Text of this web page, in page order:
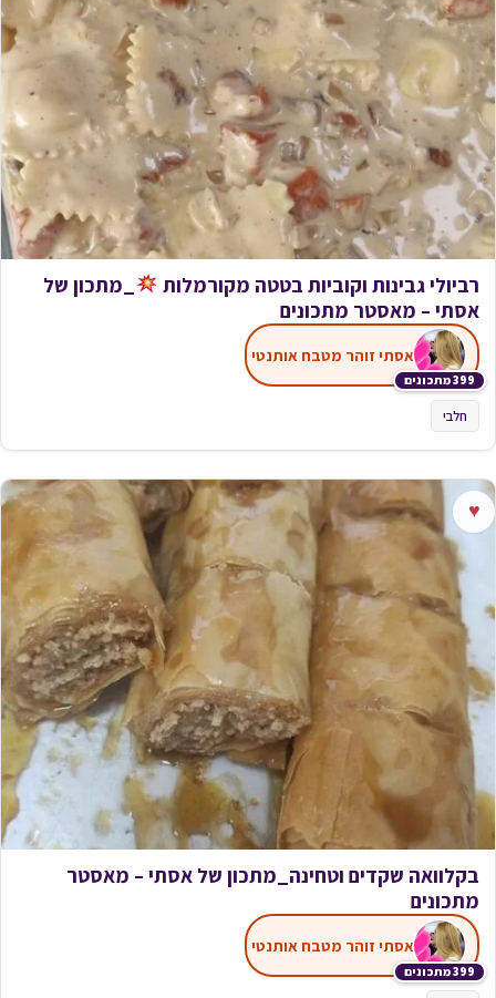
רביולי גבינות וקוביות בטטה מקורמלות
_מתכון של
אסתי – מאסטר מתכונים
399 מתכונים
אסתי זוהר מטבח אותנטי
חלבי
♥
בקלוואה שקדים וטחינה_מתכון של אסתי – מאסטר
מתכונים
399 מתכונים
אסתי זוהר מטבח אותנטי